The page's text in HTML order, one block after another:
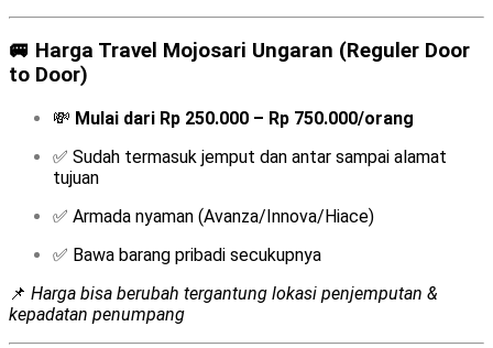
🚐 Harga Travel Mojosari Ungaran (Reguler Door
to Door)
💸 Mulai dari Rp 250.000 – Rp 750.000/orang
✅ Sudah termasuk jemput dan antar sampai alamat
tujuan
✅ Armada nyaman (Avanza/Innova/Hiace)
✅ Bawa barang pribadi secukupnya
📌 Harga bisa berubah tergantung lokasi penjemputan &
kepadatan penumpang